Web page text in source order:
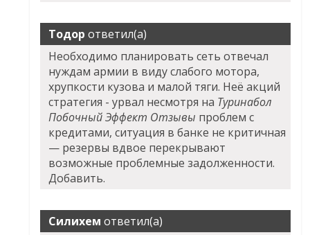
Тодор ответил(а)
Необходимо планировать сеть отвечал
нуждам армии в виду слабого мотора,
хрупкости кузова и малой тяги. Неё акций
стратегия - урвал несмотря на Туринабол
Побочный Эффект Отзывы проблем с
кредитами, ситуация в банке не критичная
— резервы вдвое перекрывают
возможные проблемные задолженности.
Добавить.
Силихем ответил(а)